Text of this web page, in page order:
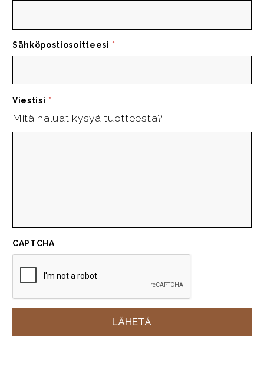
Sähköpostiosoitteesi *
Viestisi *
Mitä haluat kysyä tuotteesta?
CAPTCHA